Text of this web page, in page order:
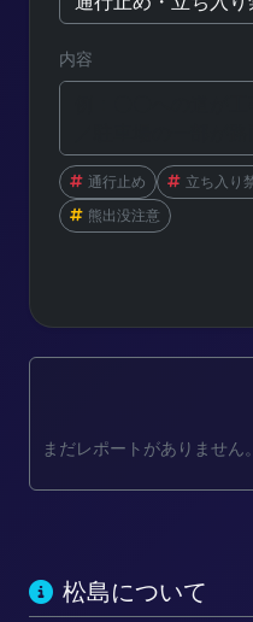
内容
通行止め 立ち入り
熊出没注意
まだレポートがありません
松島について